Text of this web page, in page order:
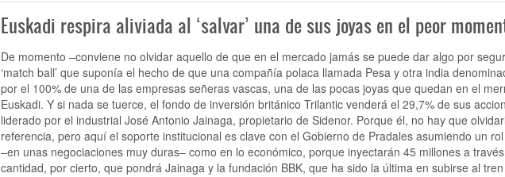
Euskadi respira aliviada al ‘salvar’ una de sus joyas en el peor
De momento –conviene no olvidar aquello de que en el mercado jamás se puede dar algo por
‘match ball’ que suponía el hecho de que una compañía polaca llamada Pesa y otra india
por el 100% de una de las empresas señeras vascas, una de las pocas joyas que quedan en el
Euskadi. Y si nada se tuerce, el fondo de inversión británico Trilantic venderá el 29,7% de sus
liderado por el industrial José Antonio Jainaga, propietario de Sidenor. Porque él, no hay que
referencia, pero aquí el soporte institucional es clave con el Gobierno de Pradales asumiendo un
–en unas negociaciones muy duras– como en lo económico, porque inyectarán 45 millones a
cantidad, por cierto, que pondrá Jainaga y la fundación BBK, que ha sido la última en subirse al